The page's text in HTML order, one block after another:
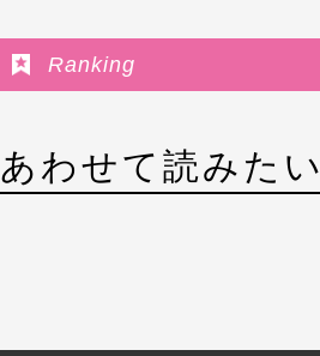
Ranking
あわせて読みたい